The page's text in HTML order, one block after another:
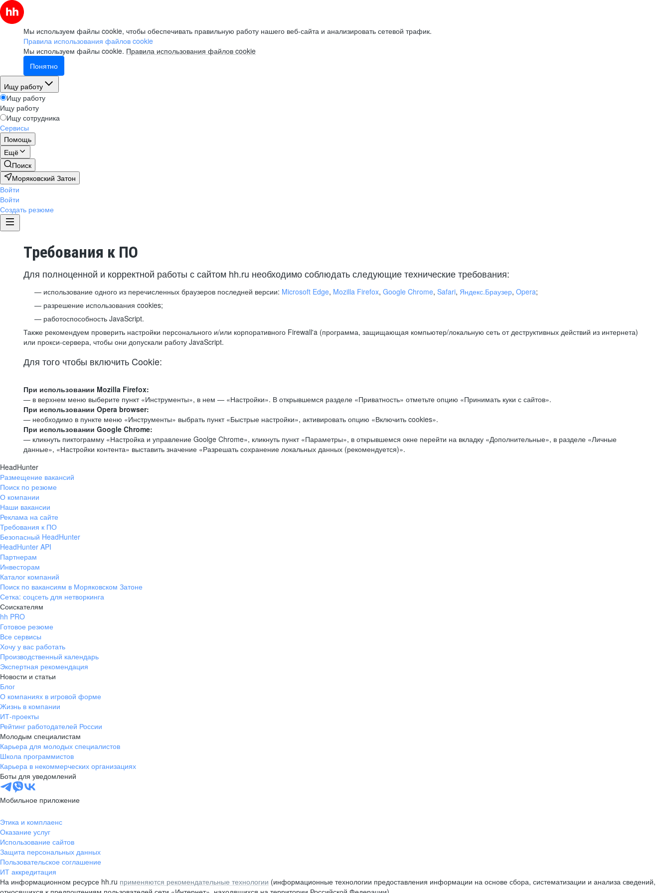
Мы используем файлы cookie, чтобы обеспечивать правильную работу нашего веб-сайта и анализировать сетевой трафик.
Правила использования файлов cookie
Мы используем файлы cookie. Правила использования файлов cookie
Понятно
Ищу работу
Ищу работу
Ищу работу
Ищу сотрудника
Сервисы
Помощь
Ещё
Поиск
Моряковский Затон
Войти
Войти
Создать резюме
Требования к ПО
Для полноценной и корректной работы с сайтом hh.ru необходимо соблюдать следующие технические требования:
использование одного из перечисленных браузеров последней версии: Microsoft Edge, Mozilla Firefox, Google Chrome, Safari, Яндекс.Браузер, Opera;
разрешение использования cookies;
работоспособность JavaScript.
Также рекомендуем проверить настройки персонального и/или корпоративного Firewall'a (программа, защищающая компьютер/локальную сеть от деструктивных действий из интернета)
или прокси-сервера, чтобы они допускали работу JavaScript.
Для того чтобы включить Cookie:
При использовании Mozilla Firefox:
— в верхнем меню выберите пункт «Инструменты», в нем — «Настройки». В открывшемся разделе «Приватность» отметьте опцию «Принимать куки с сайтов».
При использовании Opera browser:
— необходимо в пункте меню «Инструменты» выбрать пункт «Быстрые настройки», активировать опцию «Включить cookies».
При использовании Google Chrome:
— кликнуть пиктограмму «Настройка и управление Goolge Chrome», кликнуть пункт «Параметры», в открывшемся окне перейти на вкладку «Дополнительные», в разделе «Личные
данные», «Настройки контента» выставить значение «Разрешать сохранение локальных данных (рекомендуется)».
HeadHunter
Размещение вакансий
Поиск по резюме
О компании
Наши вакансии
Реклама на сайте
Требования к ПО
Безопасный HeadHunter
HeadHunter API
Партнерам
Инвесторам
Каталог компаний
Поиск по вакансиям в Моряковском Затоне
Сетка: соцсеть для нетворкинга
Соискателям
hh PRO
Готовое резюме
Все сервисы
Хочу у вас работать
Производственный календарь
Экспертная рекомендация
Новости и статьи
Блог
О компаниях в игровой форме
Жизнь в компании
ИТ-проекты
Рейтинг работодателей России
Молодым специалистам
Карьера для молодых специалистов
Школа программистов
Карьера в некоммерческих организациях
Боты для уведомлений
Мобильное приложение
Этика и комплаенс
Оказание услуг
Использование сайтов
Защита персональных данных
Пользовательское соглашение
ИТ аккредитация
На информационном ресурсе hh.ru применяются рекомендательные технологии (информационные технологии предоставления информации на основе сбора, систематизации и анализа сведений,